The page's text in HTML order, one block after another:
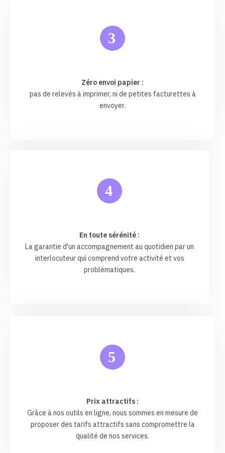
3
Zéro envoi papier :
pas de relevés à imprimer, ni de petites facturettes à
envoyer.
4
En toute sérénité :
La garantie d'un accompagnement au quotidien par un
interlocuteur qui comprend votre activité et vos
problématiques.
5
Prix attractifs :
Grâce à nos outils en ligne, nous sommes en mesure de
proposer des tarifs attractifs sans compromettre la
qualité de nos services.